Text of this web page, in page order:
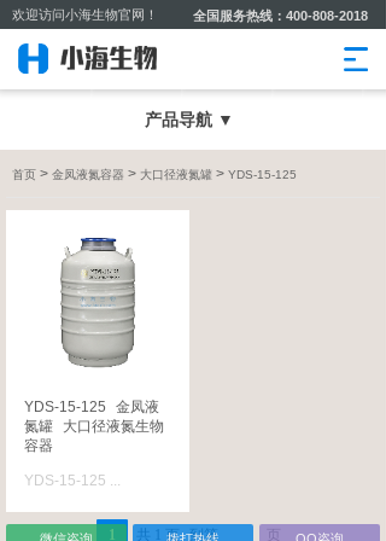
全国服务热线：400-808-2018
欢迎访问小海生物官网！
产品导航 ▼
首页 > 金凤液氮容器 > 大口径液氮罐 > YDS-15-125
YDS-15-125
金凤液
氮罐
大口径液氮生物
容器
YDS-15-125 ...
1 共 页 到第 页